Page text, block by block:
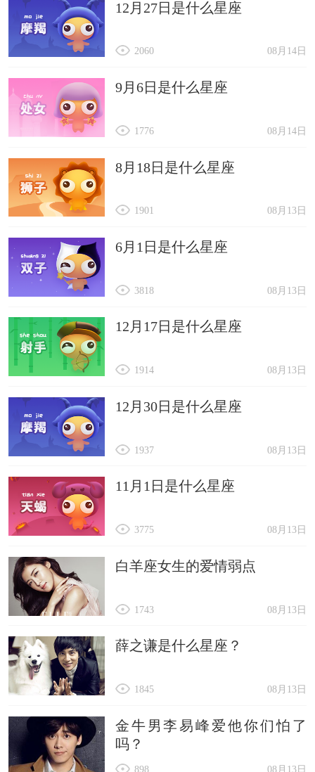
12月27日是什么星座
08月14日
2060
9月6日是什么星座
08月14日
1776
8月18日是什么星座
08月13日
1901
6月1日是什么星座
08月13日
3818
12月17日是什么星座
08月13日
1914
12月30日是什么星座
08月13日
1937
11月1日是什么星座
08月13日
3775
白羊座女生的爱情弱点
08月13日
1743
薛之谦是什么星座？
08月13日
1845
金牛男李易峰爱他你们怕了
吗？
08月13日
898